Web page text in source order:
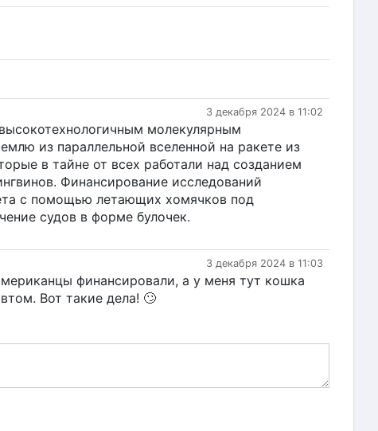
3 декабря 2024 в 11:02
молекулярным
из параллельной вселенной на ракете из
в тайне от всех работали над созданием
Финансирование исследований
с помощью летающих хомячков под
судов в форме булочек.
3 декабря 2024 в 11:03
финансировали, а у меня тут кошка
Вот такие дела! 🙄